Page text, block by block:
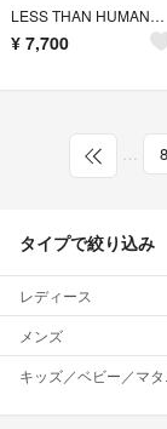
LESS THAN HUMAN ウルトラマン バルタン レスザンヒューマン
¥ 7,700
… 8
タイプで絞り込み
レディース
メンズ
キッズ／ベビー／マタ